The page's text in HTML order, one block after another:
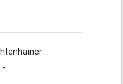
-